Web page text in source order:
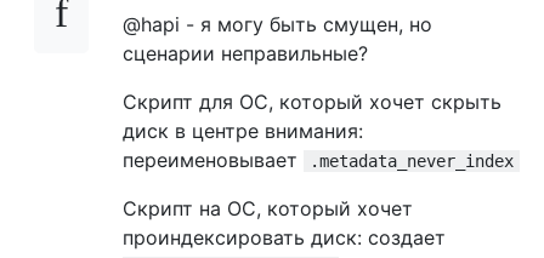
@hapi - я могу быть смущен, но
сценарии неправильные?
Скрипт для ОС, который хочет скрыть
диск в центре внимания:
переименовывает
.metadata_never_index
Скрипт на ОС, который хочет
проиндексировать диск: создает